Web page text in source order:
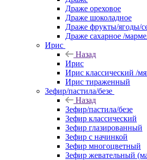
Драже ореховое
Драже шоколадное
Драже фрукты/ягоды/
Драже сахарное /
Ирис
Назад
Ирис
Ирис классический /
Ирис тираженный
Зефир/пастила/безе
Назад
Зефир/пастила/безе
Зефир классический
Зефир глазированный
Зефир с начинкой
Зефир многоцветный
Зефир жевательный